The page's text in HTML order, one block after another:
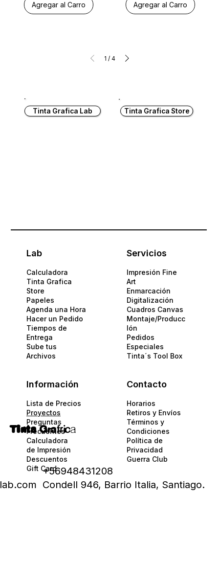
Tinta Grafica Lab Tinta Grafica Store
Agregar al Carro Agregar al Carro
1 / 4
Lab
Calculadora
Tinta Grafica
Store
Papeles​
Agenda una Hora
Hacer un Pedido
Tiempos de
Entrega
Sube tus
Archivos
Servicios
Impresión Fine
Art
Enmarcación
Digitalización
Cuadros Canvas
Montaje/Producc
Ión
Pedidos
Especiales
Tinta´s Tool Box
Información
Lista de Precios
Proyectos
Preguntas
Frecuentes
Calculadora
de Impresión
Descuentos
Gift Card
Contacto
Horarios
Retiros y Envíos
Términos y
Condiciones
Política de
Privacidad​​
Guerra Club
Tinta Grafrica
+56948431208
Condell 946, Barrio Italia, Santiago.